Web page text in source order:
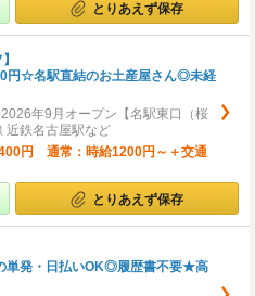
とりあえず保存
円☆名駅直結のお土産屋さん◎未経
年9月オープン【名駅東口（桜
近鉄名古屋駅など
円 通常：時給1200円～＋交通
とりあえず保存
単発・日払いOK◎履歴書不要★高